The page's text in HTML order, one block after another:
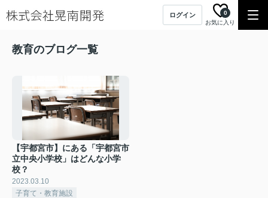
ログイン
お気に入り
0
教育のブログ一覧
【宇都宮市】にある「宇都宮市
立中央小学校」はどんな小学
校？
2023.03.10
子育て・教育施設